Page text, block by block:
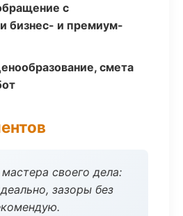
с
бизнес- и премиум-
смета
своего дела:
зазоры без